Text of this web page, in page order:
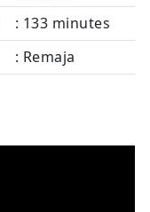
: 133 minutes
: Remaja